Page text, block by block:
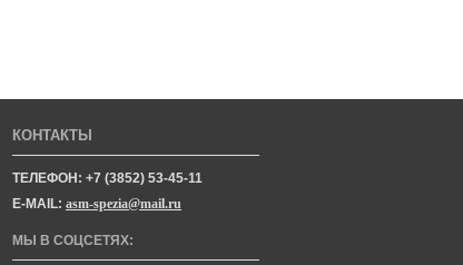
КОНТАКТЫ
ТЕЛЕФОН: +7 (3852) 53-45-11
E-MAIL: asm-spezia@mail.ru
МЫ В СОЦСЕТЯХ: